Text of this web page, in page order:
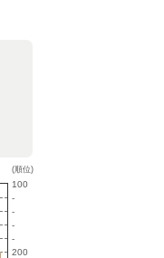
(順位)
100
-
-
-
-
200